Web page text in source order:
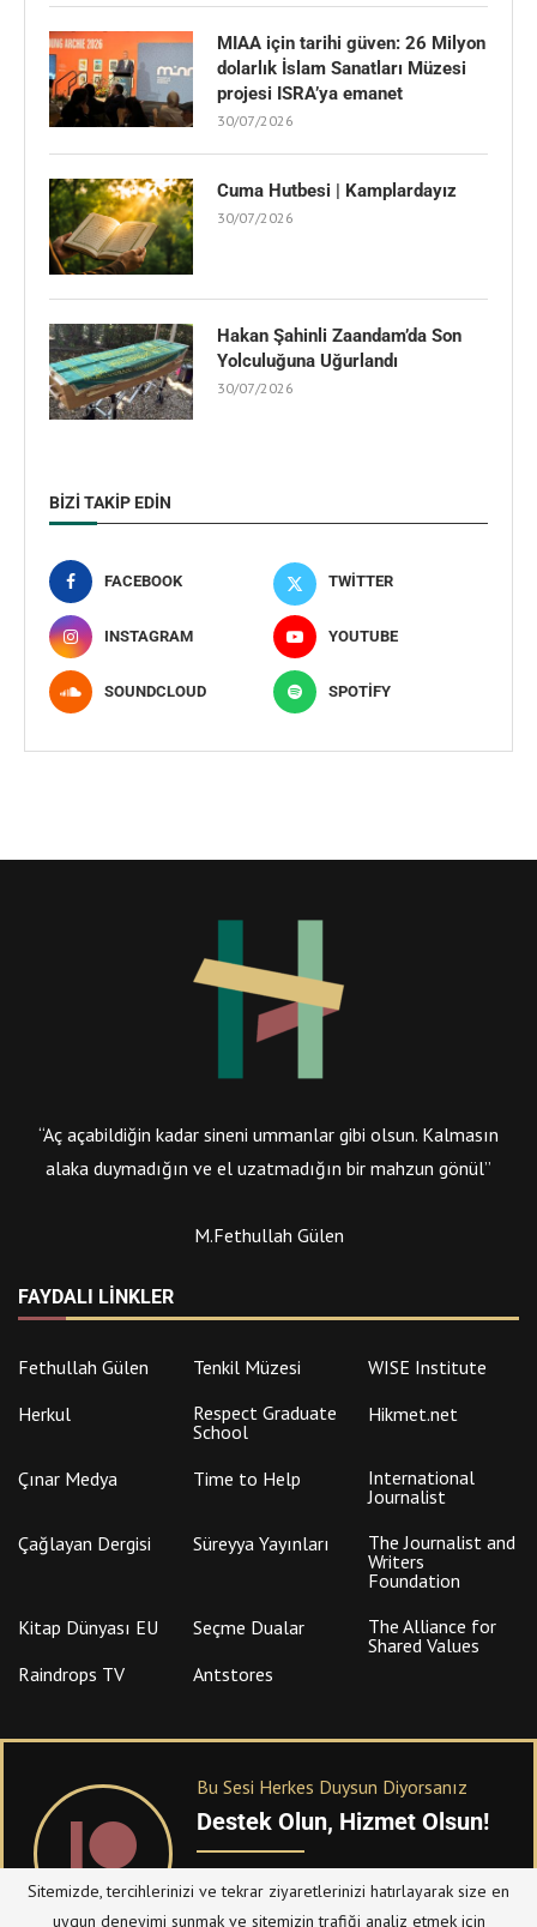
MIAA için tarihi güven: 26 Milyon
dolarlık İslam Sanatları Müzesi
projesi ISRA’ya emanet
30/07/2026
Cuma Hutbesi | Kamplardayız
30/07/2026
Hakan Şahinli Zaandam’da Son
Yolculuğuna Uğurlandı
30/07/2026
BIZI TAKIP EDIN
FACEBOOK TWITTER
INSTAGRAM YOUTUBE
SOUNDCLOUD SPOTIFY
“Aç açabildiğin kadar sineni ummanlar gibi olsun. Kalmasın
alaka duymadığın ve el uzatmadığın bir mahzun gönül”
M.Fethullah Gülen
FAYDALI LINKLER
Fethullah Gülen Tenkil Müzesi
WISE Institute
Herkul
Respect Graduate
School
Hikmet.net
Çınar Medya Time to Help
International
Journalist
Çağlayan Dergisi
Süreyya Yayınları
The Journalist and
Writers
Foundation
Kitap Dünyası EU
Seçme Dualar
The Alliance for
Shared Values
Raindrops TV
Antstores
Bu Sesi Herkes Duysun Diyorsanız
Destek Olun, Hizmet Olsun!
PATREONüzerinden sitemize bağışta
bulanabilirsiniz.
Sitemizde, tercihlerinizi ve tekrar ziyaretlerinizi hatırlayarak size en
uygun deneyimi sunmak ve sitemizin trafiği analiz etmek için